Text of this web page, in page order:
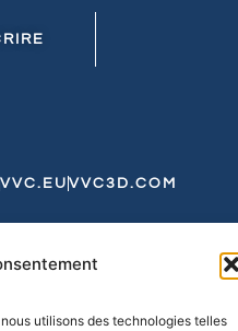
utilisons des technologies telles
VVC.EU VVC3D.COM
Expédition et Livraison